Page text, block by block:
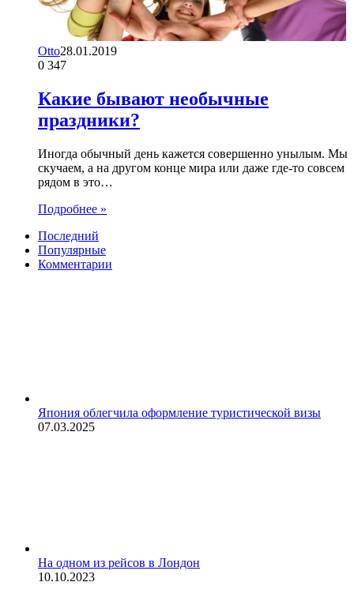
Otto28.01.2019
0 347
Какие бывают необычные
праздники?
Иногда обычный день кажется совершенно унылым. Мы
скучаем, а на другом конце мира или даже где-то совсем
рядом в это…
Подробнее »
Последний
Популярные
Комментарии
Япония облегчила оформление туристической визы
07.03.2025
На одном из рейсов в Лондон
10.10.2023